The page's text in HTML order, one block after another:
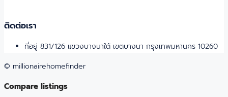
ติดต่อเรา
ที่อยู่ 831/126 แขวงบางนาใต้ เขตบางนา กรุงเทพมหานคร 10260
© millionairehomefinder
Compare listings